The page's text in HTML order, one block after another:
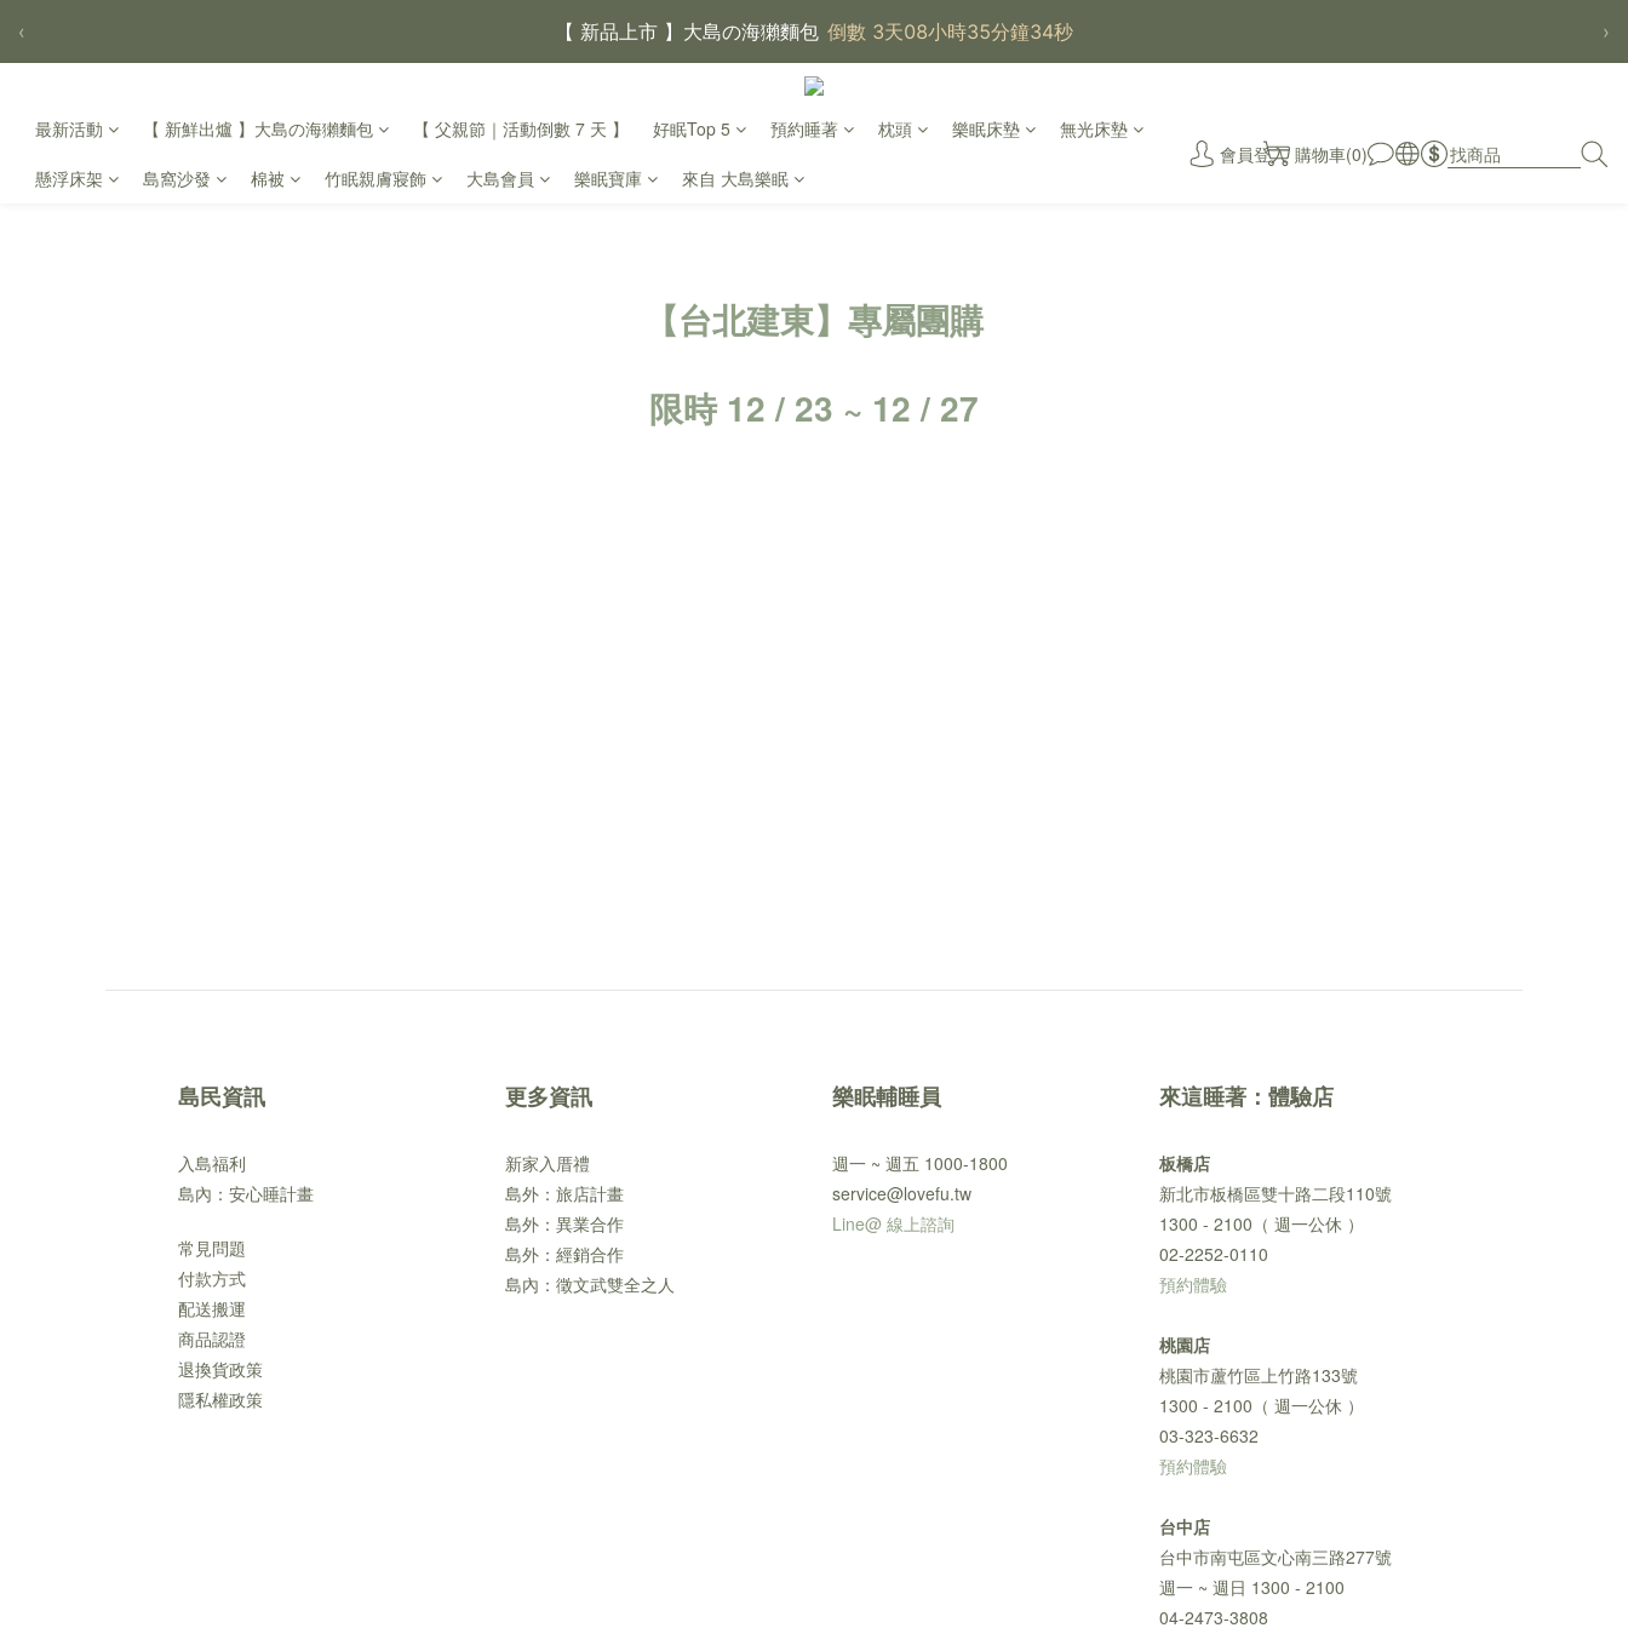
【 大島樂眠方案 】指定品項優惠，買越多省越多
【新家入厝禮】新家起點，送上祝福
‹ ›
最新活動 【 新鮮出爐 】大島の海獺麵包 【 父親節｜活動倒數 7 天 】 好眠Top 5 預約睡著 枕頭 樂眠床墊 無光床墊
懸浮床架 島窩沙發 棉被 竹眠親膚寢飾 大島會員 樂眠寶庫 來自 大島樂眠
會員登入 購物車(0)
【台北建東】專屬團購
限時 12 / 23 ~ 12 / 27
島民資訊
入島福利
島內：安心睡計畫
常見問題
付款方式
配送搬運
商品認證
退換貨政策
隱私權政策
更多資訊
新家入厝禮
島外：旅店計畫
島外：異業合作
島外：經銷合作
島內：徵文武雙全之人
樂眠輔睡員
週一 ~ 週五 1000-1800
service@lovefu.tw
Line@ 線上諮詢
來這睡著：體驗店
板橋店
新北市板橋區雙十路二段110號
1300 - 2100（ 週一公休 ）
02-2252-0110
預約體驗
桃園店
桃園市蘆竹區上竹路133號
1300 - 2100（ 週一公休 ）
03-323-6632
預約體驗
台中店
台中市南屯區文心南三路277號
週一 ~ 週日 1300 - 2100
04-2473-3808